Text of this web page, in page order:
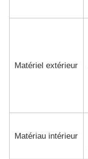
Matériel extérieur
Matériau intérieur